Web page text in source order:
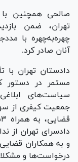
صالحی همچنین با
تهران، ضمن
چهره‌به‌چهره با
آنان صادر کرد.
دادستان تهران با
مستمر در دستور
سیاست‌های
جمعیت کیفری از
دادسرای تهران از
و به همکاران
درخواست‌ها و